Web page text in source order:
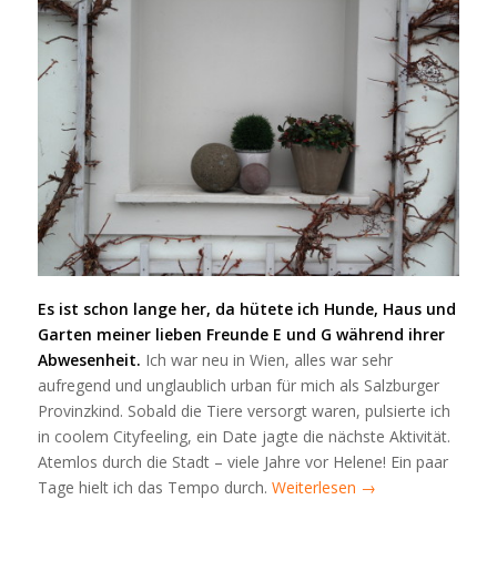
Es ist schon lange her, da hütete ich Hunde, Haus und
Garten meiner lieben Freunde E und G während ihrer
Abwesenheit. Ich war neu in Wien, alles war sehr
aufregend und unglaublich urban für mich als Salzburger
Provinzkind. Sobald die Tiere versorgt waren, pulsierte ich
in coolem Cityfeeling, ein Date jagte die nächste Aktivität.
Atemlos durch die Stadt – viele Jahre vor Helene! Ein paar
Tage hielt ich das Tempo durch. Weiterlesen →